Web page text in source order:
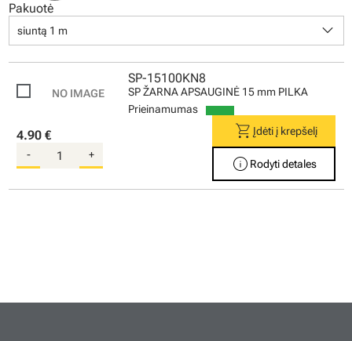
Pakuotė
siuntą 1 m keyboard_arrow_down
SP-15100KN8
SP ŽARNA APSAUGINĖ 15 mm PILKA
Prieinamumas
4.90 €
- +
shopping_cartĮdėti į krepšelį
info Rodyti detales